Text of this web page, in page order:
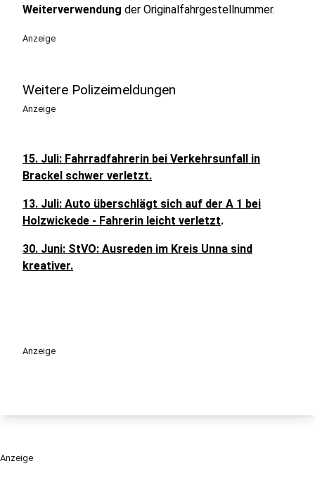
Weiterverwendung der Originalfahrgestellnummer.
Anzeige
Weitere Polizeimeldungen
Anzeige
15. Juli: Fahrradfahrerin bei Verkehrsunfall in
Brackel schwer verletzt.
13. Juli: Auto überschlägt sich auf der A 1 bei
Holzwickede - Fahrerin leicht verletzt.
30. Juni: StVO: Ausreden im Kreis Unna sind
kreativer.
Anzeige
Anzeige